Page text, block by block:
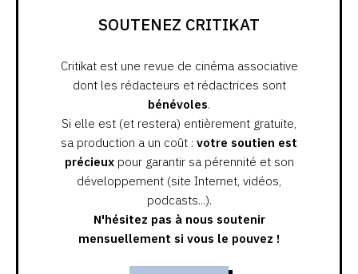
SOUTENEZ CRITIKAT
Critikat est une revue de cinéma associative
dont les rédacteurs et rédactrices sont
bénévoles.
Si elle est (et restera) entièrement gratuite,
sa production a un coût : votre soutien est
précieuxpour garantir sa pérennité et son
développement (site Internet, vidéos,
podcasts...).
N'hésitez pas à nous soutenir
mensuellement si vous le pouvez !